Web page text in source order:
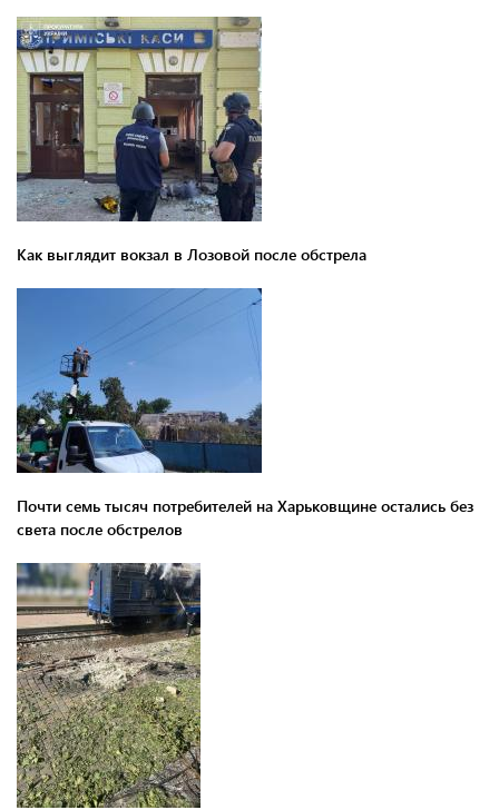
Как выглядит вокзал в Лозовой после обстрела
Почти семь тысяч потребителей на Харьковщине остались без
света после обстрелов